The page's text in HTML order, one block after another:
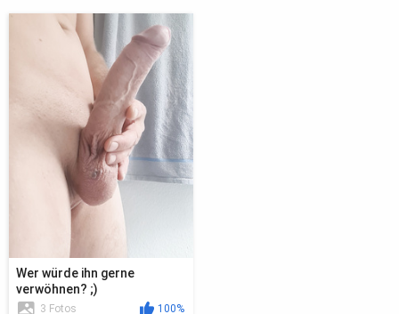
Wer würde ihn gerne
verwöhnen? ;)
3 Fotos 100%